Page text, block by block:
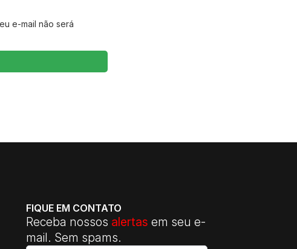
e-mail não será
FIQUE EM CONTATO
Receba nossos alertas em seu e-
mail. Sem spams.